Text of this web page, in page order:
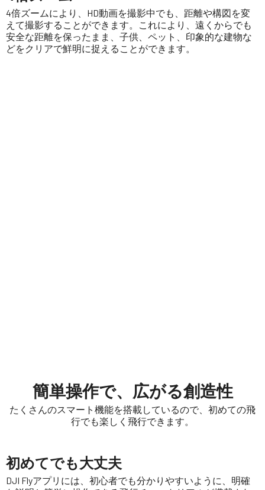
4倍ズームにより、HD動画を撮影中でも、距離や構図を変
えて撮影することができます。これにより、遠くからでも
安全な距離を保ったまま、子供、ペット、印象的な建物な
どをクリアで鮮明に捉えることができます。
簡単操作で、広がる創造性
たくさんのスマート機能を搭載しているので、初めての飛
行でも楽しく飛行できます。
初めてでも大丈夫
DJI Flyアプリには、初心者でも分かりやすいように、明確